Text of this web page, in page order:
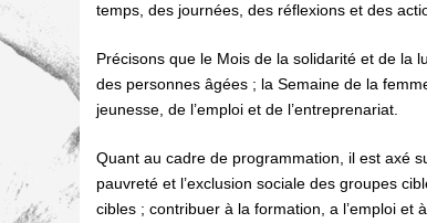
temps, des journées, des réflexions et des
Précisons que le Mois de la solidarité et de la
des personnes âgées ; la Semaine de la
jeunesse, de l’emploi et de l’entreprenariat.
Quant au cadre de programmation, il est axé
pauvreté et l’exclusion sociale des groupes
cibles ; contribuer à la formation, a l’emploi et